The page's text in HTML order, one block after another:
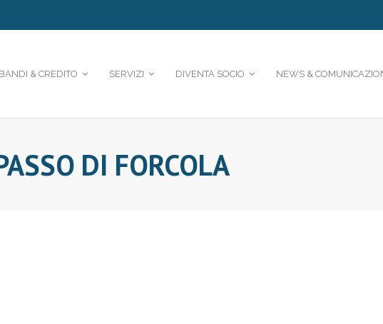
BANDI & CREDITO SERVIZI DIVENTA SOCIO NEWS &
DI FORCOLA